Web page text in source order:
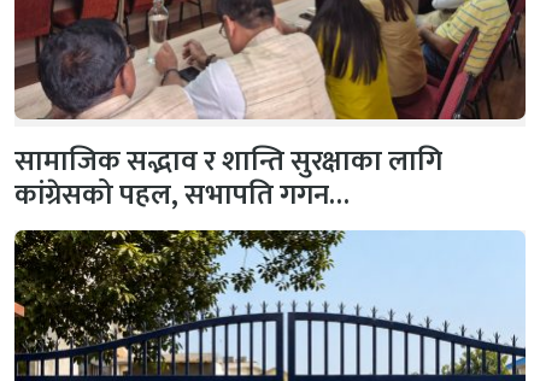
सामाजिक सद्भाव र शान्ति सुरक्षाका लागि
कांग्रेसको पहल, सभापति गगन…